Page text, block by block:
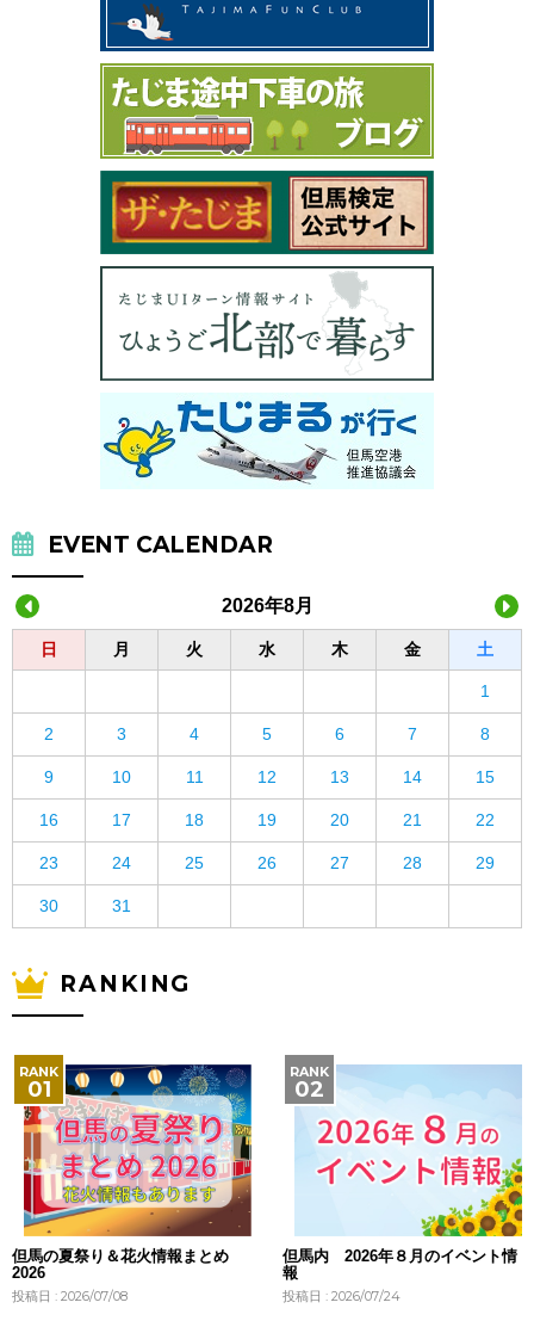
EVENT CALENDAR
2026年8月
日 月 火 水 木 金 土
1
2 3 4 5 6 7 8
9 10 11 12 13 14 15
16 17 18 19 20 21 22
23 24 25 26 27 28 29
30 31
RANKING
但馬の夏祭り＆花火情報まとめ
2026
投稿日 : 2026/07/08
但馬内 2026年８月のイベント情
報
投稿日 : 2026/07/24